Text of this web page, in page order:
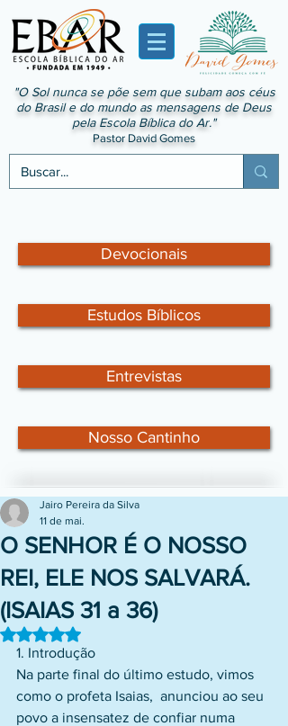
"O Sol nunca se põe sem que subam aos céus
do Brasil e do mundo as mensagens de Deus
pela Escola Bíblica do Ar."
Pastor David Gomes
Devocionais
Estudos Bíblicos
Entrevistas
Nosso Cantinho
O SENHOR É O NOSSO
REI, ELE NOS SALVARÁ.
(ISAIAS 31 a 36)
Jairo Pereira da Silva
11 de mai.
Avaliado com NaN de 5 estrelas.
1. Introdução
Na parte final do último estudo, vimos
como o profeta Isaias,  anunciou ao seu
povo a insensatez de confiar numa